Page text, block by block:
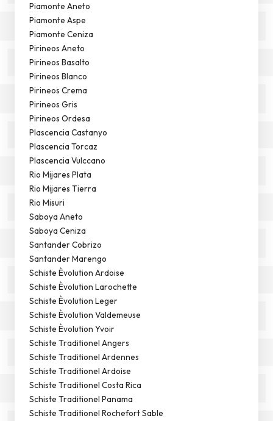
Piamonte Aneto
Piamonte Aspe
Piamonte Ceniza
Pirineos Aneto
Pirineos Basalto
Pirineos Blanco
Pirineos Crema
Pirineos Gris
Pirineos Ordesa
Plascencia Castanyo
Plascencia Torcaz
Plascencia Vulccano
Rio Mijares Plata
Rio Mijares Tierra
Rio Misuri
Saboya Aneto
Saboya Ceniza
Santander Cobrizo
Santander Marengo
Schiste Èvolution Ardoise
Schiste Èvolution Larochette
Schiste Èvolution Leger
Schiste Èvolution Valdemeuse
Schiste Èvolution Yvoir
Schiste Traditionel Angers
Schiste Traditionel Ardennes
Schiste Traditionel Ardoise
Schiste Traditionel Costa Rica
Schiste Traditionel Panama
Schiste Traditionel Rochefort Sable